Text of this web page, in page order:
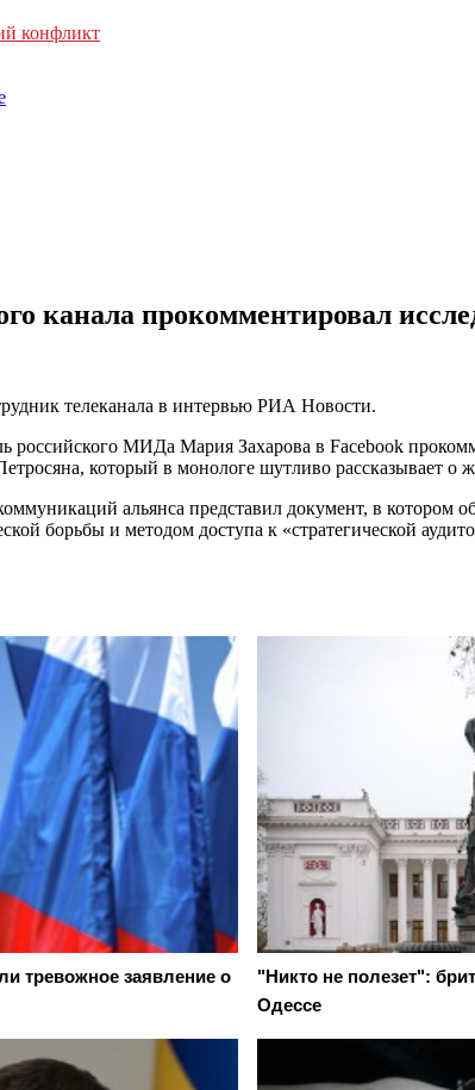
конфликт
канала прокомментировал
телеканала в интервью РИА Новости.
российского МИДа Мария Захарова в Facebook
который в монологе шутливо рассказывает
альянса представил документ, в
борьбы и методом доступа к «стратегической
тревожное заявление о
"Никто не полезет":
Одессе